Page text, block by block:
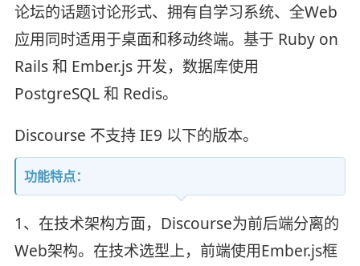
论坛的话题讨论形式、拥有自学习系统、全Web
应用同时适用于桌面和移动终端。基于 Ruby on
Rails 和 Ember.js 开发，数据库使用
PostgreSQL 和 Redis。
Discourse 不支持 IE9 以下的版本。
功能特点：
1、在技术架构方面，Discourse为前后端分离的
Web架构。在技术选型上，前端使用Ember.js框